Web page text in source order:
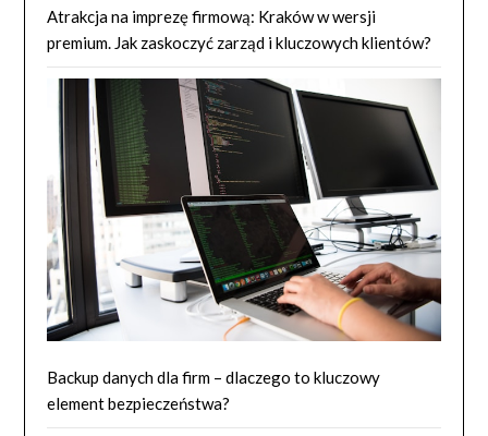
Atrakcja na imprezę firmową: Kraków w wersji
premium. Jak zaskoczyć zarząd i kluczowych klientów?
Backup danych dla firm – dlaczego to kluczowy
element bezpieczeństwa?